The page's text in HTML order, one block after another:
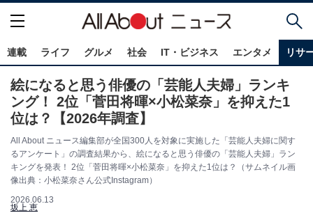
連載 ライフ グルメ 社会 IT・ビジネス エンタメ リサ
絵になると思う俳優の「芸能人夫婦」ランキ
ング！ 2位「菅田将暉×小松菜奈」を抑えた1
位は？【2026年調査】
All About ニュース編集部が全国300人を対象に実施した「芸能人夫婦に関す
るアンケート」の調査結果から、絵になると思う俳優の「芸能人夫婦」ラン
キングを発表！ 2位「菅田将暉×小松菜奈」を抑えた1位は？（サムネイル画
像出典：小松菜奈さん公式Instagram）
2026.06.13
坂上 恵